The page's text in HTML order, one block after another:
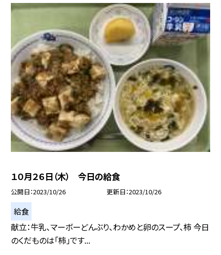
１０月２６日（木） 今日の給食
公開日 2023/10/26 更新日 2023/10/26
給食
献立：牛乳、マーボーどんぶり、わかめと卵のスープ、柿 今日
のくだものは「柿」です...